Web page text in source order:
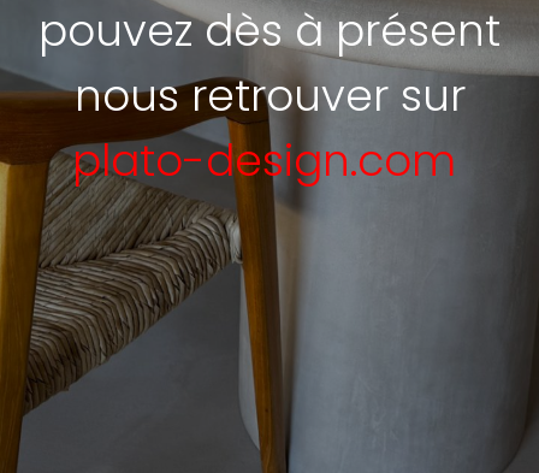
pouvez dès à présent
nous retrouver sur
plato-design.com